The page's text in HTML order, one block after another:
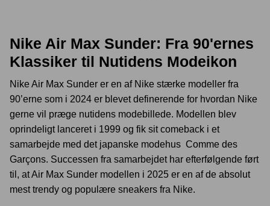
Nike Air Max Sunder: Fra 90'ernes
Klassiker til Nutidens Modeikon
Nike Air Max Sunder er en af Nike stærke modeller fra
90’erne som i 2024 er blevet definerende for hvordan Nike
gerne vil præge nutidens modebillede. Modellen blev
oprindeligt lanceret i 1999 og fik sit comeback i et
samarbejde med det japanske modehus Comme des
Garçons. Successen fra samarbejdet har efterfølgende ført
til, at Air Max Sunder modellen i 2025 er en af de absolut
mest trendy og populære sneakers fra Nike.